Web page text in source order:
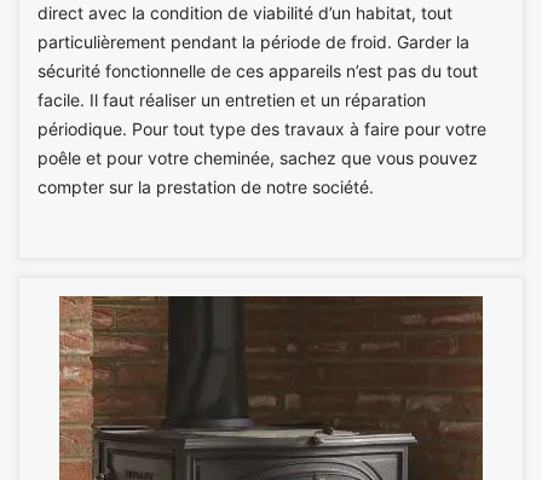
direct avec la condition de viabilité d’un habitat, tout
particulièrement pendant la période de froid. Garder la
sécurité fonctionnelle de ces appareils n’est pas du tout
facile. Il faut réaliser un entretien et un réparation
périodique. Pour tout type des travaux à faire pour votre
poêle et pour votre cheminée, sachez que vous pouvez
compter sur la prestation de notre société.